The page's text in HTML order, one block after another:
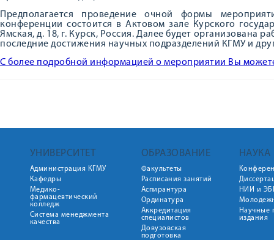
Предполагается проведение очной формы
конференции состоится в Актовом зале Курского
Ямская, д. 18, г. Курск, Россия. Далее будет организована
последние достижения научных подразделений КГМУ и
С более подробной информацией о мероприятии Вы
УНИВЕРСИТЕТ
Администрация КГМУ
Кафедры
Медико-
фармацевтический
колледж
Система менеджмента
качества
ОБРАЗОВАНИЕ
Факультеты
Расписания занятий
Аспирантура
Ординатура
Аккредитация
специалистов
Довузовская
подготовка
НАУКА
НИИ и
Научные
издания